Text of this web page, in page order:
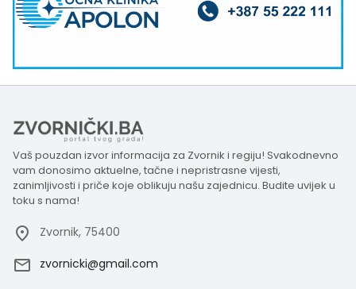
Vaš pouzdan izvor informacija za Zvornik i regiju! Svakodnevno
vam donosimo aktuelne, tačne i nepristrasne vijesti,
zanimljivosti i priče koje oblikuju našu zajednicu. Budite uvijek u
toku s nama!
Zvornik, 75400
zvornicki@gmail.com